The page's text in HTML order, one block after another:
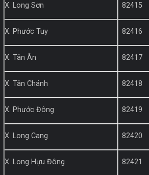
X. Long Sơn 82415
X. Phước Tuy 82416
X. Tân Ân 82417
X. Tân Chánh 82418
X. Phước Đông 82419
X. Long Cang 82420
X. Long Hựu Đông 82421